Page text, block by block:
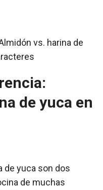
de yuca en
de yuca son dos
de muchas